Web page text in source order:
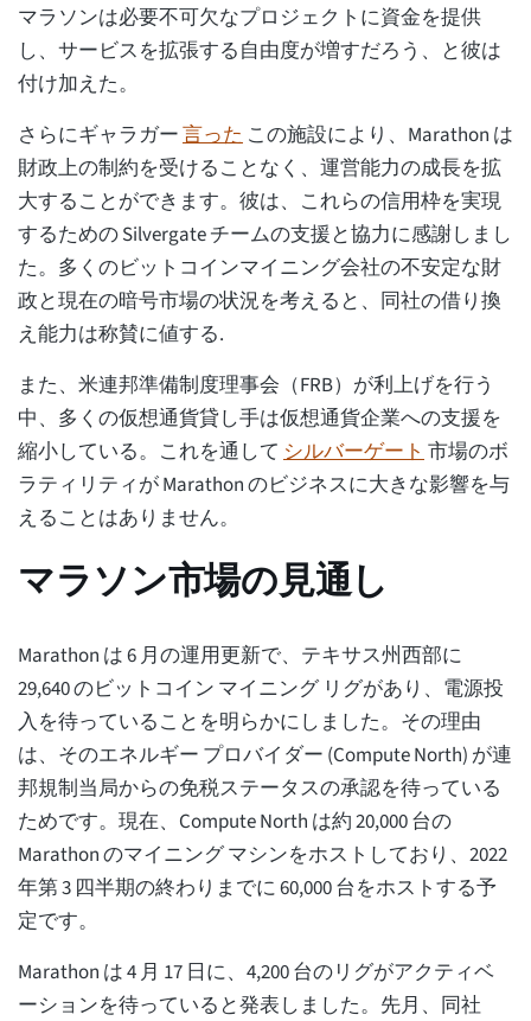
マラソンは必要不可欠なプロジェクトに資金を提供
し、サービスを拡張する自由度が増すだろう、と彼は
付け加えた。
さらにギャラガー言った この施設により、Marathon は
財政上の制約を受けることなく、運営能力の成長を拡
大することができます。彼は、これらの信用枠を実現
するための Silvergate チームの支援と協力に感謝しまし
た。多くのビットコインマイニング会社の不安定な財
政と現在の暗号市場の状況を考えると、同社の借り換
え能力は称賛に値する.
また、米連邦準備制度理事会（FRB）が利上げを行う
中、多くの仮想通貨貸し手は仮想通貨企業への支援を
縮小している。これを通して シルバーゲート 市場のボ
ラティリティが Marathon のビジネスに大きな影響を与
えることはありません。
マラソン市場の見通し
Marathon は 6 月の運用更新で、テキサス州西部に
29,640 のビットコイン マイニング リグがあり、電源投
入を待っていることを明らかにしました。その理由
は、そのエネルギー プロバイダー (Compute North) が連
邦規制当局からの免税ステータスの承認を待っている
ためです。現在、Compute North は約 20,000 台の
Marathon のマイニング マシンをホストしており、2022
年第 3 四半期の終わりまでに 60,000 台をホストする予
定です。
Marathon は 4 月 17 日に、4,200 台のリグがアクティベ
ーションを待っていると発表しました。先月、同社